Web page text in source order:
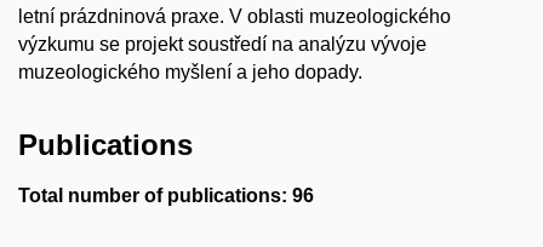
letní prázdninová praxe. V oblasti muzeologického
výzkumu se projekt soustředí na analýzu vývoje
muzeologického myšlení a jeho dopady.
Publications
Total number of publications: 96